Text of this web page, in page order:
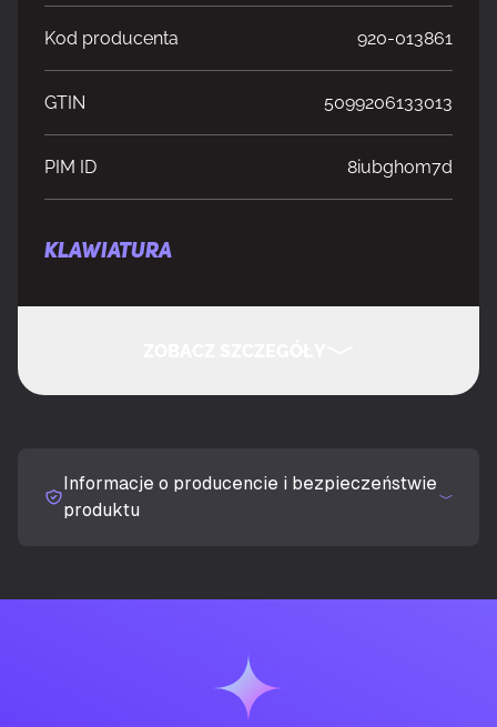
Kod producenta 920-013861
GTIN 5099206133013
PIM ID 8iubghom7d
KLAWIATURA
Typ klawiatury
Urządzenie wskazujące
Informacje o producencie i bezpieczeństwie
produktu